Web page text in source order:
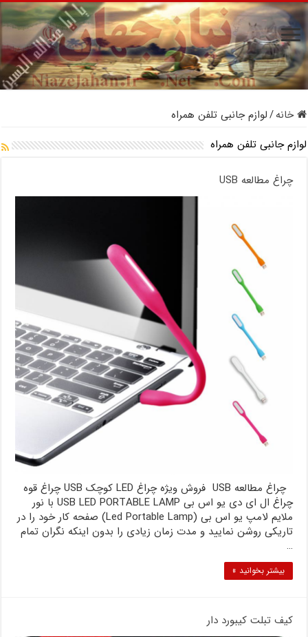
خانه/لوازم جانبی تلفن همراه
لوازم جانبی تلفن همراه
چراغ مطالعه USB
چراغ مطالعه USB فروش ویژه چراغ LED کوچک USB چراغ قوه
چراغ ال ای دی یو اس بی USB LED PORTABLE LAMP با نور
ملایم لامپ یو اس بی (Led Portable Lamp) صفحه کار خود را در
تاریکی روشن نمایید و مدت زمان زیادی را بدون اینکه نگران تمام
…
بیشتر بخوانید »
کیف تبلت کیبورد دار